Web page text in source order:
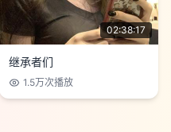
02:38:17
继承者们
1.5万次播放